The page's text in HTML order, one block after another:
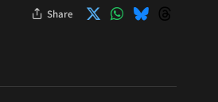
Share